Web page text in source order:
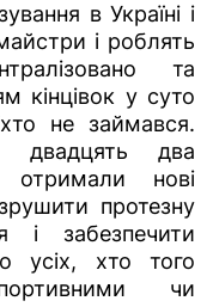
в Україні і
і роблять
та
кінцівок у суто
не займався.
двадцять два
отримали нові
протезну
і забезпечити
усіх, хто того
чи